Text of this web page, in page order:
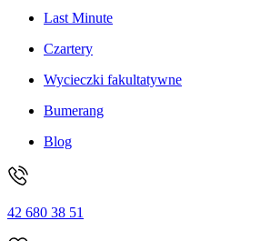
Last Minute
Czartery
Wycieczki fakultatywne
Bumerang
Blog
42 680 38 51